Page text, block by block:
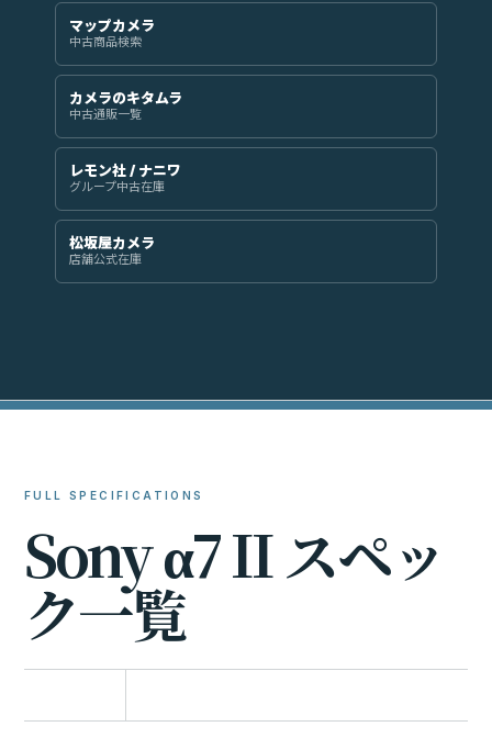
マップカメラ
中古商品検索
カメラのキタムラ
中古通販一覧
レモン社 / ナニワ
グループ中古在庫
松坂屋カメラ
店舗公式在庫
FULL SPECIFICATIONS
Sonyα7IIスペッ
ク一覧